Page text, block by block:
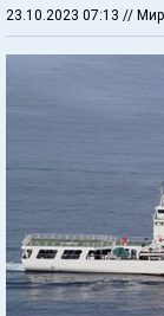
23.10.2023 07:13 // Мир